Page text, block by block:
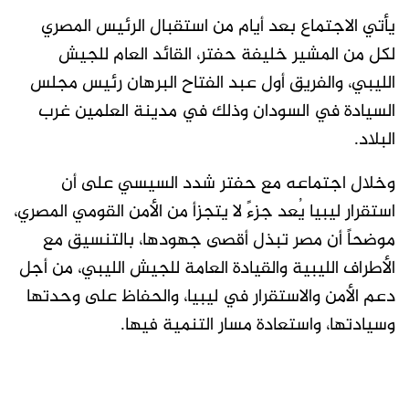
يأتي الاجتماع بعد أيام من استقبال الرئيس المصري
لكل من المشير خليفة حفتر، القائد العام للجيش
الليبي، والفريق أول عبد الفتاح البرهان رئيس مجلس
السيادة في السودان وذلك في مدينة العلمين غرب
البلاد.
وخلال اجتماعه مع حفتر شدد السيسي على أن
استقرار ليبيا يُعد جزءً لا يتجزأ من الأمن القومي المصري،
موضحاً أن مصر تبذل أقصى جهودها، بالتنسيق مع
الأطراف الليبية والقيادة العامة للجيش الليبي، من أجل
دعم الأمن والاستقرار في ليبيا، والحفاظ على وحدتها
وسيادتها، واستعادة مسار التنمية فيها.